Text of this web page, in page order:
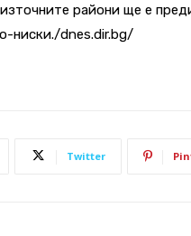
райони ще е
ниски./dnes.dir.bg/
Twitter